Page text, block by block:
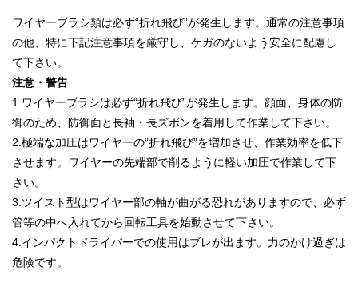
ワイヤーブラシ類は必ず“折れ飛び”が発生します。通常の注意事項
の他、特に下記注意事項を厳守し、ケガのないよう安全に配慮し
て下さい。
注意・警告
1.ワイヤーブラシは必ず“折れ飛び”が発生します。顔面、身体の防
御のため、防御面と長袖・長ズボンを着用して作業して下さい。
2. 極端な加圧はワイヤーの“折れ飛び”を増加させ、作業効率を低下
させます。ワイヤーの先端部で削るように軽い加圧で作業して下
さい。
3. ツイスト型はワイヤー部の軸が曲がる恐れがありますので、必ず
管等の中へ入れてから回転工具を始動させて下さい。
4.インパクトドライバーでの使用はブレが出ます。力のかけ過ぎは
危険です。